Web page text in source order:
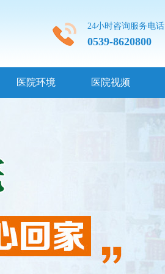
24小时咨询服务电话
0539-8620800
医院环境 医院视频